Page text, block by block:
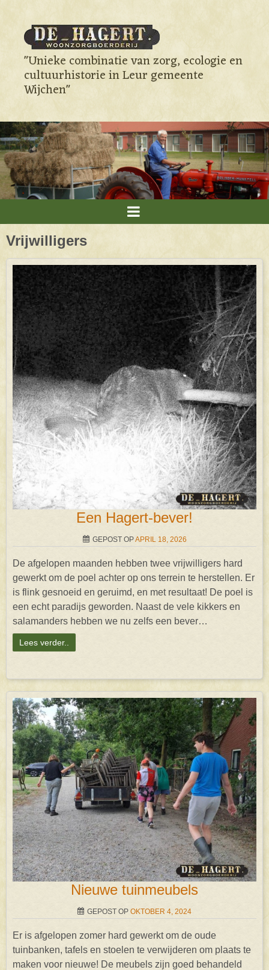
"Unieke combinatie van zorg, ecologie en
cultuurhistorie in Leur gemeente
Wijchen"
Vrijwilligers
Een Hagert-bever!
GEPOST OPAPRIL 18, 2026
De afgelopen maanden hebben twee vrijwilligers hard
gewerkt om de poel achter op ons terrein te herstellen. Er
is flink gesnoeid en geruimd, en met resultaat! De poel is
een echt paradijs geworden. Naast de vele kikkers en
salamanders hebben we nu zelfs een bever…
Lees verder..
Nieuwe tuinmeubels
GEPOST OP OKTOBER 4, 2024
Er is afgelopen zomer hard gewerkt om de oude
tuinbanken, tafels en stoelen te verwijderen om plaats te
maken voor nieuwe! De meubels zijn goed behandeld